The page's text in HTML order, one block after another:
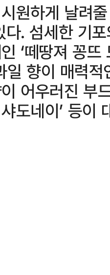
원하게 날려
. 섬세한 기
‘떼땅져 꽁
향이 매력적
어우러진 부
도네이’ 등이